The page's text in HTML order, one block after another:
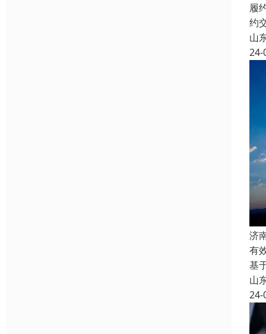
履
约
山
24-
济
有
基
山
24-